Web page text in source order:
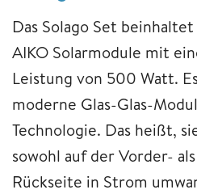
Das Solago Set
AIKO Solarmodule mit
Leistung von 500 Watt.
moderne Glas-Glas-
Technologie. Das heißt,
sowohl auf der Vorder-
Rückseite in Strom